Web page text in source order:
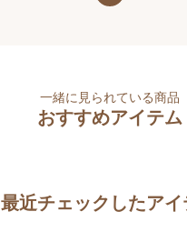
一緒に見られている商品
おすすめアイテム
最近チェックしたアイ